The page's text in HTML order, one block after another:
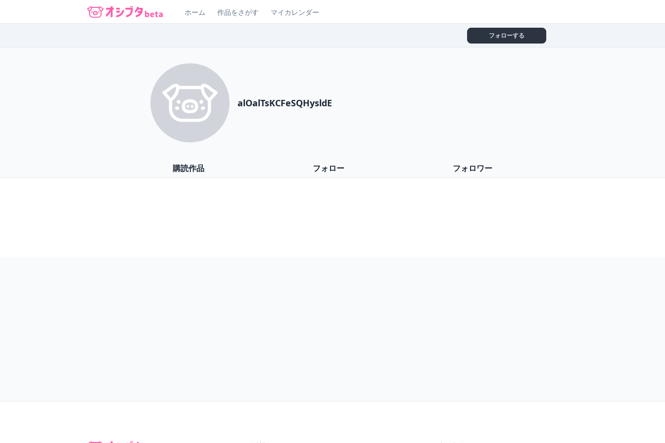
オシブタ Oshibuta
ホーム 作品をさがす マイカレンダー
フォローする
alOalTsKCFeSQHysldE
購読作品 フォロー フォロワー